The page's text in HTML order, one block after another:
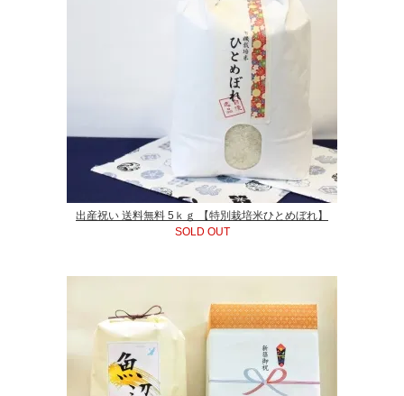
出産祝い 送料無料 5ｋｇ 【特別栽培米ひとめぼれ】
SOLD OUT